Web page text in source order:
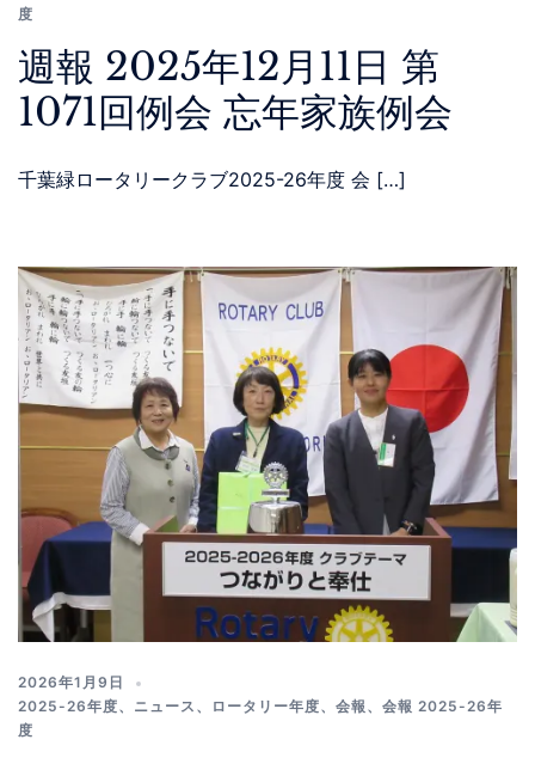
度
週報 2025年12月11日 第
1071回例会 忘年家族例会
千葉緑ロータリークラブ2025-26年度 会 […]
2026年1月9日
2025-26年度、 ニュース 、 ロータリー年度、 会報 、 会報 2025-26年
度